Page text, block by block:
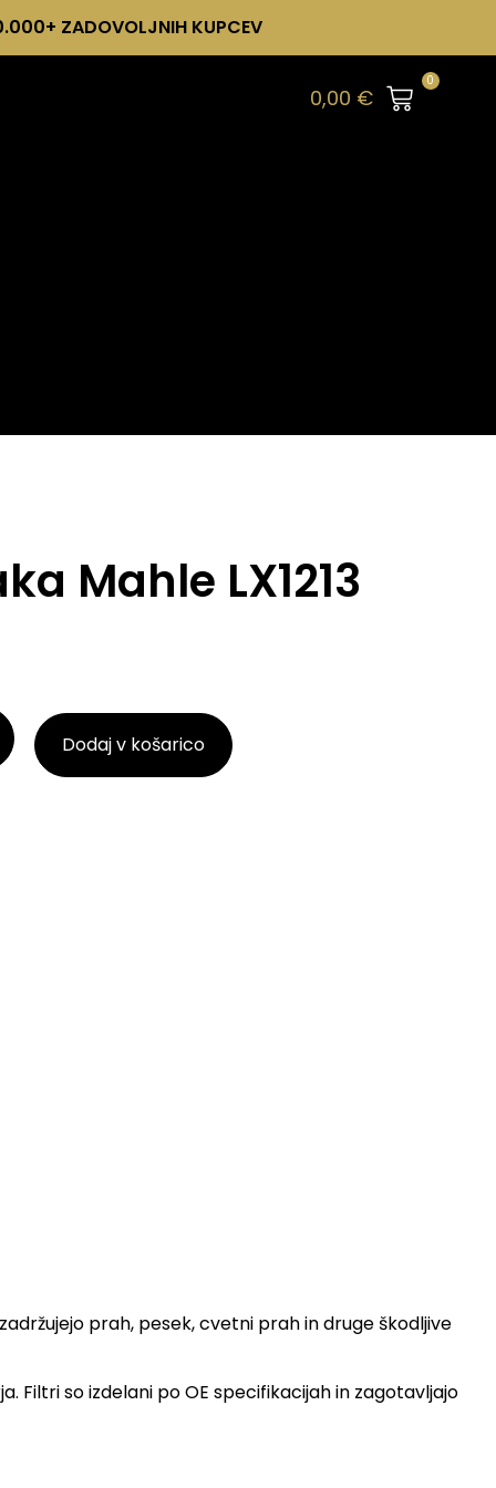
ZADOVOLJNIH KUPCEV
0,00 €
0
Mahle LX1213
Dodaj v košarico
prah, pesek, cvetni prah in druge škodljive
Filtri so izdelani po OE specifikacijah in zagotavljajo